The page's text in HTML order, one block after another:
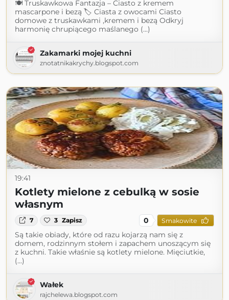
🍽 Truskawkowa Fantazja – Ciasto z kremem
mascarpone i bezą 🏷 Ciasta z owocami Ciasto
domowe z truskawkami ,kremem i bezą Odkryj
harmonię chrupiącego maślanego (...)
Zakamarki mojej kuchni
znotatnikakrychy.blogspot.com
19:41
Kotlety mielone z cebulką w sosie
własnym
7 3 Zapisz 0 Smakowite
Są takie obiady, które od razu kojarzą nam się z
domem, rodzinnym stołem i zapachem unoszącym się
z kuchni. Takie właśnie są kotlety mielone. Mięciutkie,
(...)
Wałek
rajchelewa.blogspot.com